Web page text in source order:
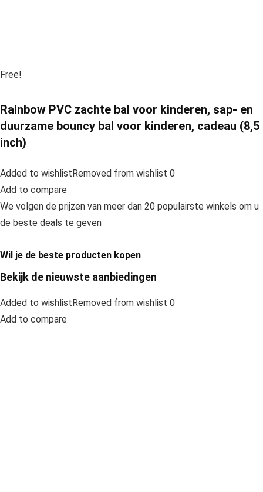
Free!
Rainbow PVC zachte bal voor kinderen, sap- en
duurzame bouncy bal voor kinderen, cadeau (8,5
inch)
Added to wishlistRemoved from wishlist 0
Add to compare
We volgen de prijzen van meer dan 20 populairste winkels om u
de beste deals te geven
Wil je de beste producten kopen
Bekijk de nieuwste aanbiedingen
Added to wishlistRemoved from wishlist 0
Add to compare